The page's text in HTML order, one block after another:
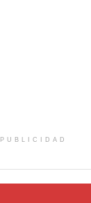
PUBLICIDAD